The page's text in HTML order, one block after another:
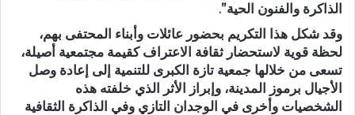
الذاكرة والفنون الحية”.
وقد شكل هذا التكريم بحضور عائلات وأبناء المحتفى بهم،
لحظة قوية لاستحضار ثقافة الاعتراف كقيمة مجتمعية أصيلة،
تسعى من خلالها جمعية تازة الكبرى للتنمية إلى إعادة وصل
الأجيال برموز المدينة، وإبراز الأثر الذي خلفته هذه
الشخصيات وأخرى في الوجدان التازي وفي الذاكرة الثقافية